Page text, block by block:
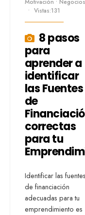
Motivación • Negocios
• Vistas:131
8 pasos
para
aprender a
identificar
las Fuentes
de
correctas
para tu
Identificar las fuentes
de financiación
adecuadas para tu
emprendimiento es